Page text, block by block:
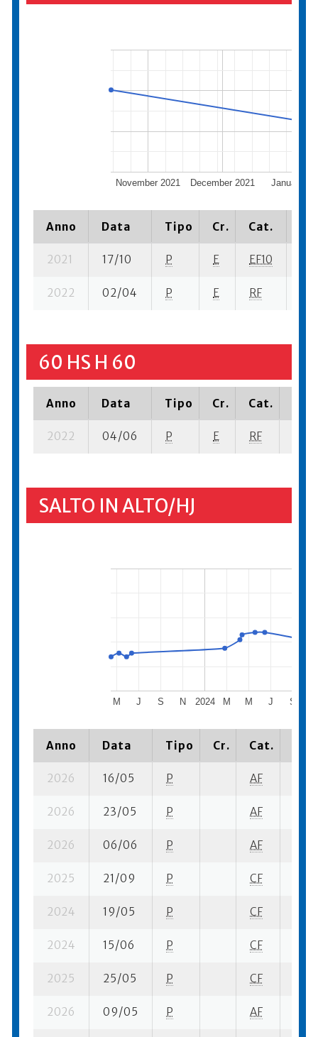
November 2021 December 2021 January
Anno Data Tipo Cr. Cat.
2021 17/10 P E EF10
2022 02/04 P E RF
60 HS H 60
Anno Data Tipo Cr. Cat.
2022 04/06 P E RF
SALTO IN ALTO/HJ
2024
M J S N M M J S
Anno Data Tipo Cr. Cat.
2026 16/05 P AF
2026 23/05 P AF
2026 06/06 P AF
2025 21/09 P CF
2024 19/05 P CF
2024 15/06 P CF
2025 25/05 P CF
2026 09/05 P AF